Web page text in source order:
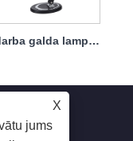
USB darba galda lampa Beauty Manicure Beauty Make Up Desk Light
X
jums